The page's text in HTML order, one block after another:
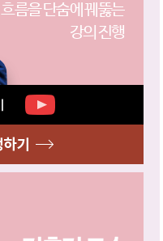
흐름을 단숨에 꿰뚫는
강의 진행